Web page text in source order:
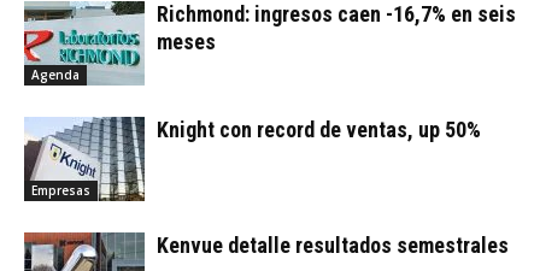
Agenda
Richmond: ingresos caen -16,7% en seis
meses
Empresas
Knight con record de ventas, up 50%
Kenvue detalle resultados semestrales